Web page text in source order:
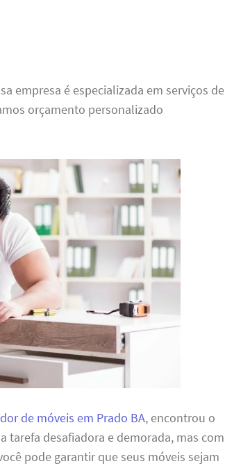
empresa é especializada em serviços de
orçamento personalizado
de móveis em Prado BA, encontrou o
tarefa desafiadora e demorada, mas com
pode garantir que seus móveis sejam